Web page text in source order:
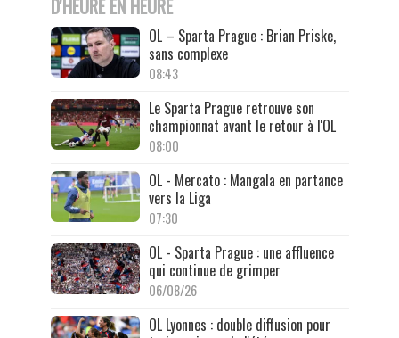
D'HEURE EN HEURE
OL – Sparta Prague : Brian Priske,
sans complexe
08:43
Le Sparta Prague retrouve son
championnat avant le retour à l'OL
08:00
OL - Mercato : Mangala en partance
vers la Liga
07:30
OL - Sparta Prague : une affluence
qui continue de grimper
06/08/26
OL Lyonnes : double diffusion pour